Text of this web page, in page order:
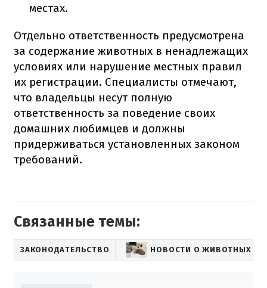
местах.
Отдельно ответственность предусмотрена
за содержание животных в ненадлежащих
условиях или нарушение местных правил
их регистрации. Специалисты отмечают,
что владельцы несут полную
ответственность за поведение своих
домашних любимцев и должны
придерживаться установленных законом
требований.
Связанные темы:
ЗАКОНОДАТЕЛЬСТВО НОВОСТИ О ЖИВОТНЫХ